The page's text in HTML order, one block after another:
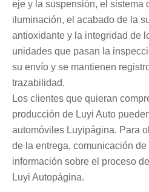
eje y la suspensión, el sistema
iluminación, el acabado de la
antioxidante y la integridad de
unidades que pasan la
su envío y se mantienen
trazabilidad.
Los clientes que quieran
producción de Luyi Auto
automóviles Luyipágina. Para
de la entrega, comunicación
información sobre el proceso
Luyi Autopágina.